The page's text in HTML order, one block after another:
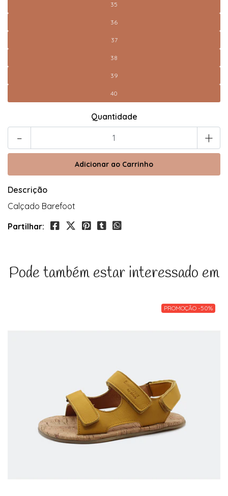
35
36
37
38
39
40
Quantidade
- +
Descrição
Calçado Barefoot
Partilhar:
Pode também estar interessado em
PROMOÇÃO -50%